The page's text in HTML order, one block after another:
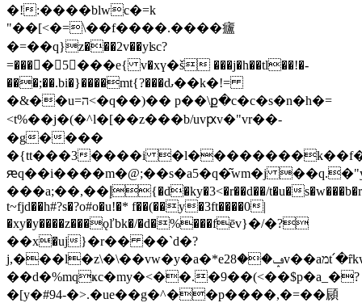
�!:����blwc�=k
"��[<�=\��f����.����㿖
�=��q}z���2v��yʪc?
=����5���e{ v�xү�š ���j�h��tl��!�-
���;��.bi�}����mt{?���ԃ��k�!=
�&��u=ה<�q��)�� p��\ք�c�c�s�n�h�=
<t%��j�(�^l�[��z���b/uvԗv�"vr��-
�g����
�{tt���3����i
ԙq��i����m�@;��s�a5�q�͂wm�j
���a;��,��إ{�d�ky�3<�r��d��/t�u�s�w���b�r�┞_
t~fjd��h#?s�?o#o�u!�* f��(��y�3ft����0|
�xy�y����z���ǫľbk�/�d�%���fēv}�/�?
��x�uj}�r�� ��`d�?
j,���l�z\�\��vw�y�a�*e2ݡ��8v��aמt՛�ȓkw.����}
��d�%mqҝc�my�<��.�9��(<��$p�a_�?
�[y�#94-�>.�ue��g�^��p����,�=��䫃